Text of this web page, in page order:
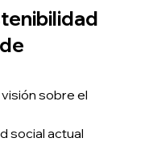
sobre el
social actual